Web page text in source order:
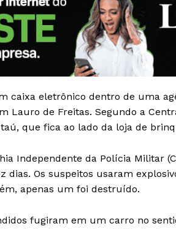
caixa eletrônico dentro de uma
Lauro de Freitas. Segundo a
que fica ao lado da loja de
Independente da Polícia Militar
dias. Os suspeitos usaram
apenas um foi destruído.
fugiram em um carro no